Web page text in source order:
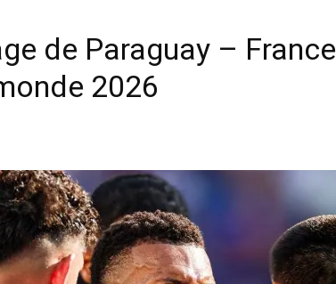
de Paraguay – France
2026